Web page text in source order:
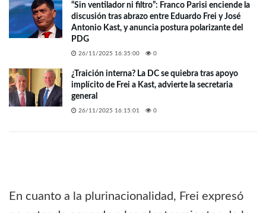
“Sin ventilador ni filtro”: Franco Parisi enciende la
discusión tras abrazo entre Eduardo Frei y José
Antonio Kast, y anuncia postura polarizante del
PDG
26/11/2025 16:35:00 0
¿Traición interna? La DC se quiebra tras apoyo
implícito de Frei a Kast, advierte la secretaria
general
26/11/2025 16:15:01 0
En cuanto a la plurinacionalidad, Frei expresó